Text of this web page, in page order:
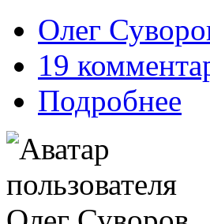
Олег
19
Подробнее